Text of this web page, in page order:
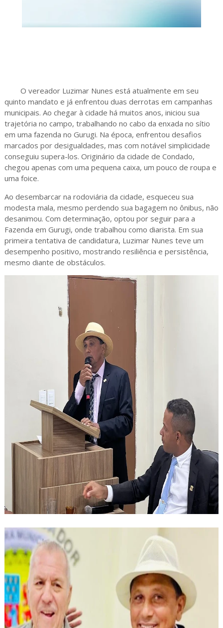
O vereador Luzimar Nunes está atualmente em seu
quinto mandato e já enfrentou duas derrotas em campanhas
municipais. Ao chegar à cidade há muitos anos, iniciou sua
trajetória no campo, trabalhando no cabo da enxada no sítio
em uma fazenda no Gurugi. Na época, enfrentou desafios
marcados por desigualdades, mas com notável simplicidade
conseguiu supera-los. Originário da cidade de Condado,
chegou apenas com uma pequena caixa, um pouco de roupa e
uma foice.
Ao desembarcar na rodoviária da cidade, esqueceu sua
modesta mala, mesmo perdendo sua bagagem no ônibus, não
desanimou. Com determinação, optou por seguir para a
Fazenda em Gurugi, onde trabalhou como diarista. Em sua
primeira tentativa de candidatura, Luzimar Nunes teve um
desempenho positivo, mostrando resiliência e persistência,
mesmo diante de obstáculos.